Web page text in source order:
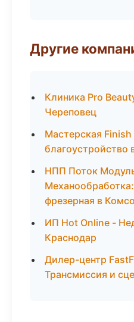
Другие
Клиника Pro
Череповец
Мастерская
благоустройство
НПП Поток
фрезерная в
ИП Hot Online -
Краснодар
Дилер-центр
Трансмиссия и